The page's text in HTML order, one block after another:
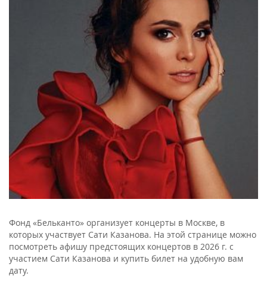
Фонд «Бельканто» организует концерты в Москве, в
которых участвует Сати Казанова. На этой странице можно
посмотреть афишу предстоящих концертов в 2026 г. с
участием Сати Казанова и купить билет на удобную вам
дату.